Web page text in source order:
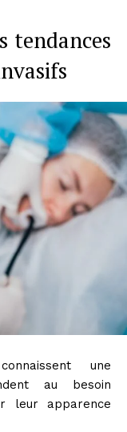
tendances
une
au besoin
leur apparence